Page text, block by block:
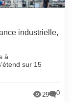
industrielle,
à
sur 15
29 0